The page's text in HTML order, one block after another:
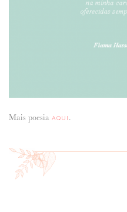
Mais poesia AQUI .